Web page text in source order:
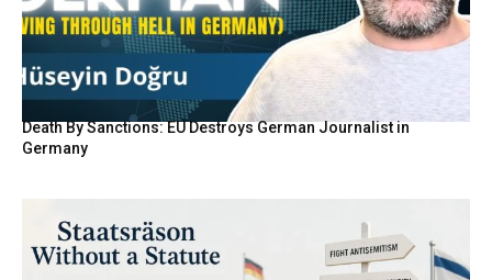
Death By Sanctions: EU Destroys German Journalist in
Germany